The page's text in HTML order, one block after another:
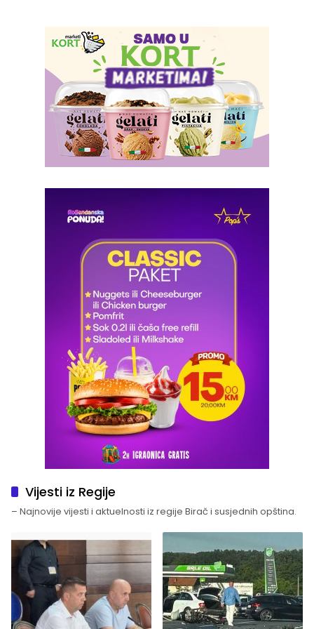
Vijesti iz Regije
– Najnovije vijesti i aktuelnosti iz regije Birač i susjednih opština.